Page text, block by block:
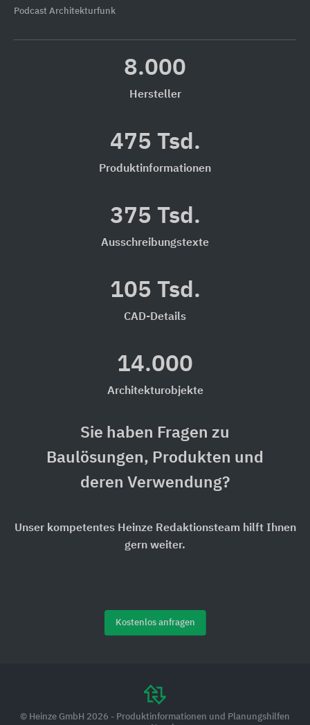
Podcast Architekturfunk
8.000
Hersteller
475 Tsd.
Produktinformationen
375 Tsd.
Ausschreibungstexte
105 Tsd.
CAD-Details
14.000
Architekturobjekte
Sie haben Fragen zu
Baulösungen, Produkten und
deren Verwendung?
Unser kompetentes Heinze Redaktionsteam hilft Ihnen
gern weiter.
Kostenlos anfragen
© Heinze GmbH 2026 - Produktinformationen und Planungshilfen